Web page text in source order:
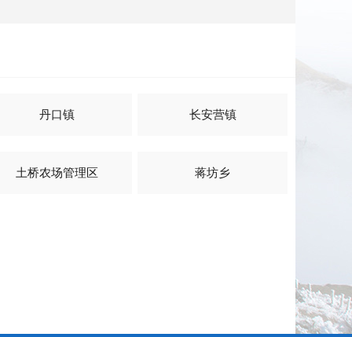
丹口镇 长安营镇
土桥农场管理区 蒋坊乡